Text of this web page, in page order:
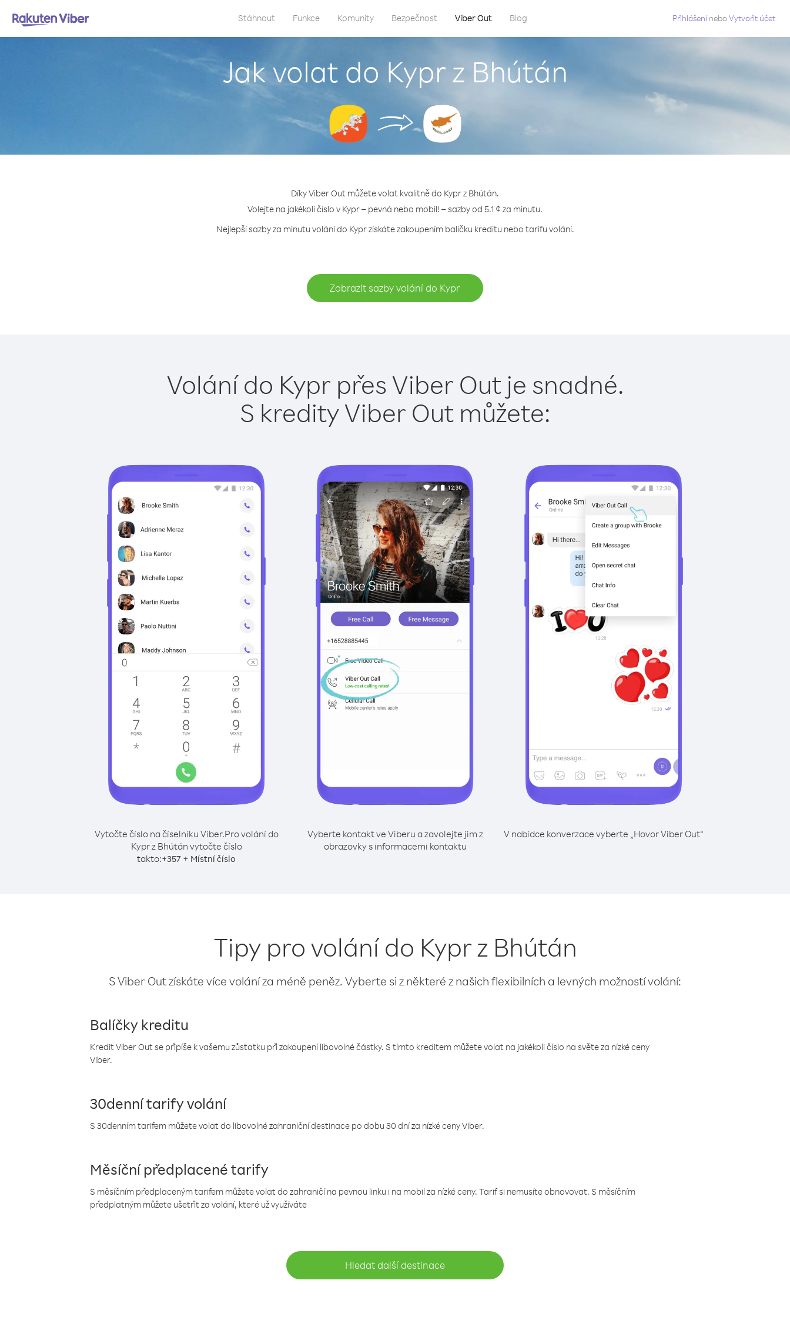
Stáhnout Funkce Komunity Bezpečnost Viber Out Blog Přihlášení neboVytvořit účet
Jak volat do Kypr z Bhútán
Díky Viber Out můžete volat kvalitně do Kypr z Bhútán.
Volejte na jakékoli číslo v Kypr – pevná nebo mobil! – sazby od 5.1 ¢ za minutu.
Nejlepší sazby za minutu volání do Kypr získáte zakoupením balíčku kreditu nebo tarifu volání.
Zobrazit sazby volání do Kypr
Volání do Kypr přes Viber Out je snadné.
S kredity Viber Out můžete:
Vytočte číslo na číselníku Viber.Pro volání do
Kypr z Bhútán vytočte číslo
takto:+357 + Místní číslo
Vyberte kontakt ve Viberu a zavolejte jim z
obrazovky s informacemi kontaktu
V nabídce konverzace vyberte „Hovor Viber Out“
Tipy pro volání do Kypr z Bhútán
S Viber Out získáte více volání za méně peněz. Vyberte si z některé z našich flexibilních a levných možností volání:
Balíčky kreditu
Kredit Viber Out se připíše k vašemu zůstatku při zakoupení libovolné částky. S tímto kreditem můžete volat na jakékoli číslo na světe za nízké ceny
Viber.
30denní tarify volání
S 30denním tarifem můžete volat do libovolné zahraniční destinace po dobu 30 dní za nízké ceny Viber.
Měsíční předplacené tarify
S měsíčním předplaceným tarifem můžete volat do zahraničí na pevnou linku i na mobil za nízké ceny. Tarif si nemusíte obnovovat. S měsíčním
předplatným můžete ušetřit za volání, které už využíváte
Hledat další destinace